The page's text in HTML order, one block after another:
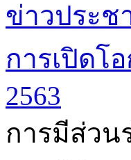
ข่าวประช
การเปิดโ
2563
การมีส่วน